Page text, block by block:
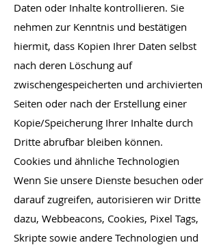
Daten oder Inhalte kontrollieren. Sie
nehmen zur Kenntnis und bestätigen
hiermit, dass Kopien Ihrer Daten selbst
nach deren Löschung auf
zwischengespeicherten und archivierten
Seiten oder nach der Erstellung einer
Kopie/Speicherung Ihrer Inhalte durch
Dritte abrufbar bleiben können.
Cookies und ähnliche Technologien
Wenn Sie unsere Dienste besuchen oder
darauf zugreifen, autorisieren wir Dritte
dazu, Webbeacons, Cookies, Pixel Tags,
Skripte sowie andere Technologien und